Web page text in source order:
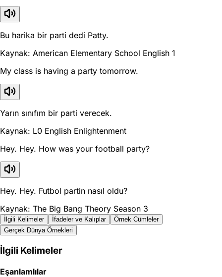
Bu harika bir parti dedi Patty.
Kaynak: American Elementary School English 1
My class is having a party tomorrow.
Yarın sınıfım bir parti verecek.
Kaynak: L0 English Enlightenment
Hey. Hey. How was your football party?
Hey. Hey. Futbol partin nasıl oldu?
Kaynak: The Big Bang Theory Season 3
İlgili Kelimeler İfadeler ve Kalıplar
Örnek Cümleler
Gerçek Dünya Örnekleri
İlgili Kelimeler
Eşanlamlılar